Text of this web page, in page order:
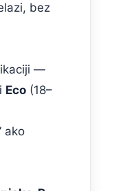
bez
—
Eco (18–
ako